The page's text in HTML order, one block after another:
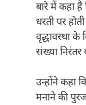
बारे में कहा
धरती पर
वृद्धावस्था
संख्या
उन्होंने कहा
मनाने की